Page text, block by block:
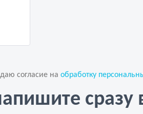
согласие на обработку